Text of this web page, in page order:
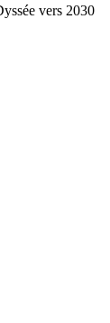
vers 2030